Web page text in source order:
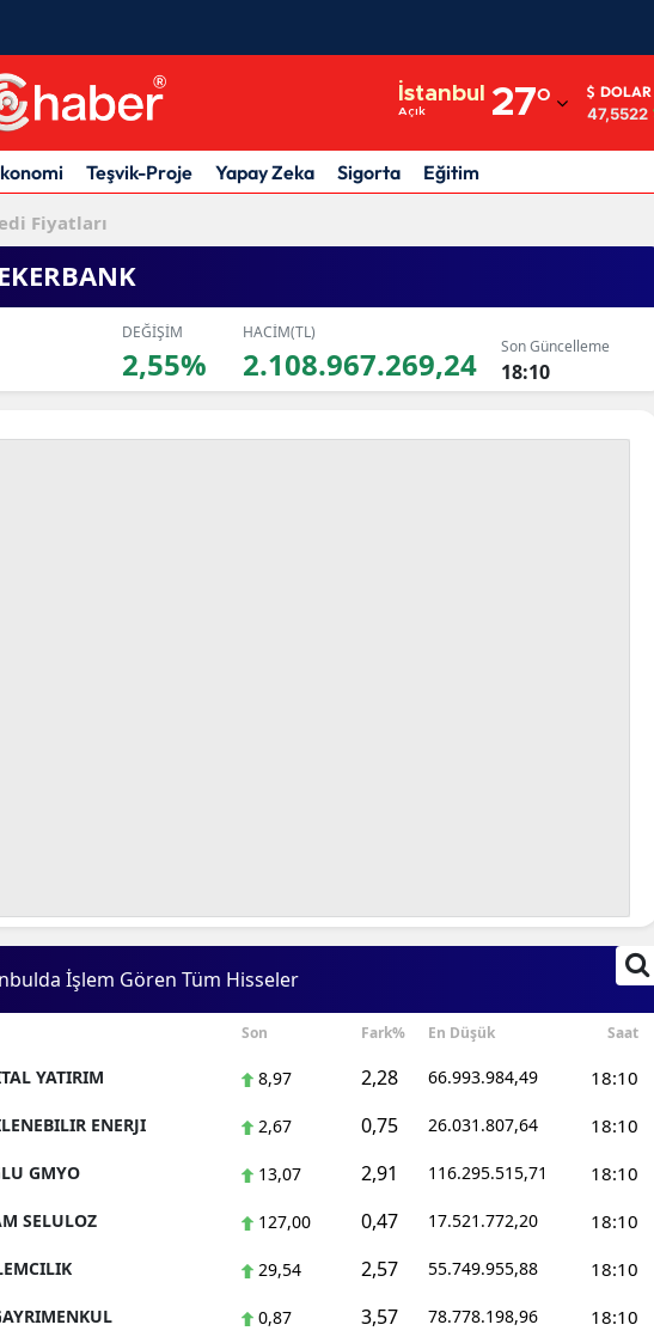
İstanbul
Açık 27°
Adıyaman
Afyonkarahisar
Antalya
Çorum
DOLAR
47,5522
Teşvik-Proje Yapay Zeka Sigorta Eğitim
Fiyatları
DEĞİŞİM
2,55%
HACİM(TL)
2.108.967.269,24 Son Güncelleme
18:10
İşlem Gören Tüm Hisseler
Son Fark% En Düşük Saat
YATIRIM 8,97 2,28 66.993.984,49 18:10
ENERJI 2,67 0,75 26.031.807,64 18:10
GMYO 13,07 2,91 116.295.515,71 18:10
SELULOZ 127,00 0,47 17.521.772,20 18:10
29,54 2,57 55.749.955,88 18:10
0,87 3,57 78.778.198,96 18:10